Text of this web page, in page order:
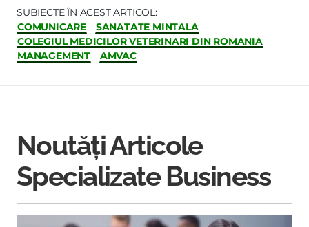
SUBIECTE ÎN ACEST ARTICOL:
COMUNICARE
SANATATE MINTALA
COLEGIUL MEDICILOR VETERINARI DIN ROMANIA
MANAGEMENT
AMVAC
Noutăți Articole
Specializate Business